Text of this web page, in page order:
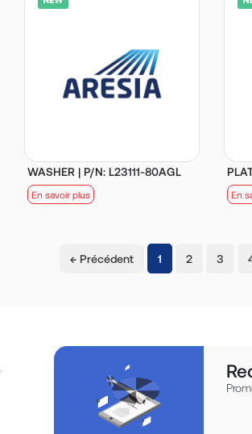
WASHER | P/N: L23111-80AGL
En savoir plus En
← Précédent 1 (current)
2 3